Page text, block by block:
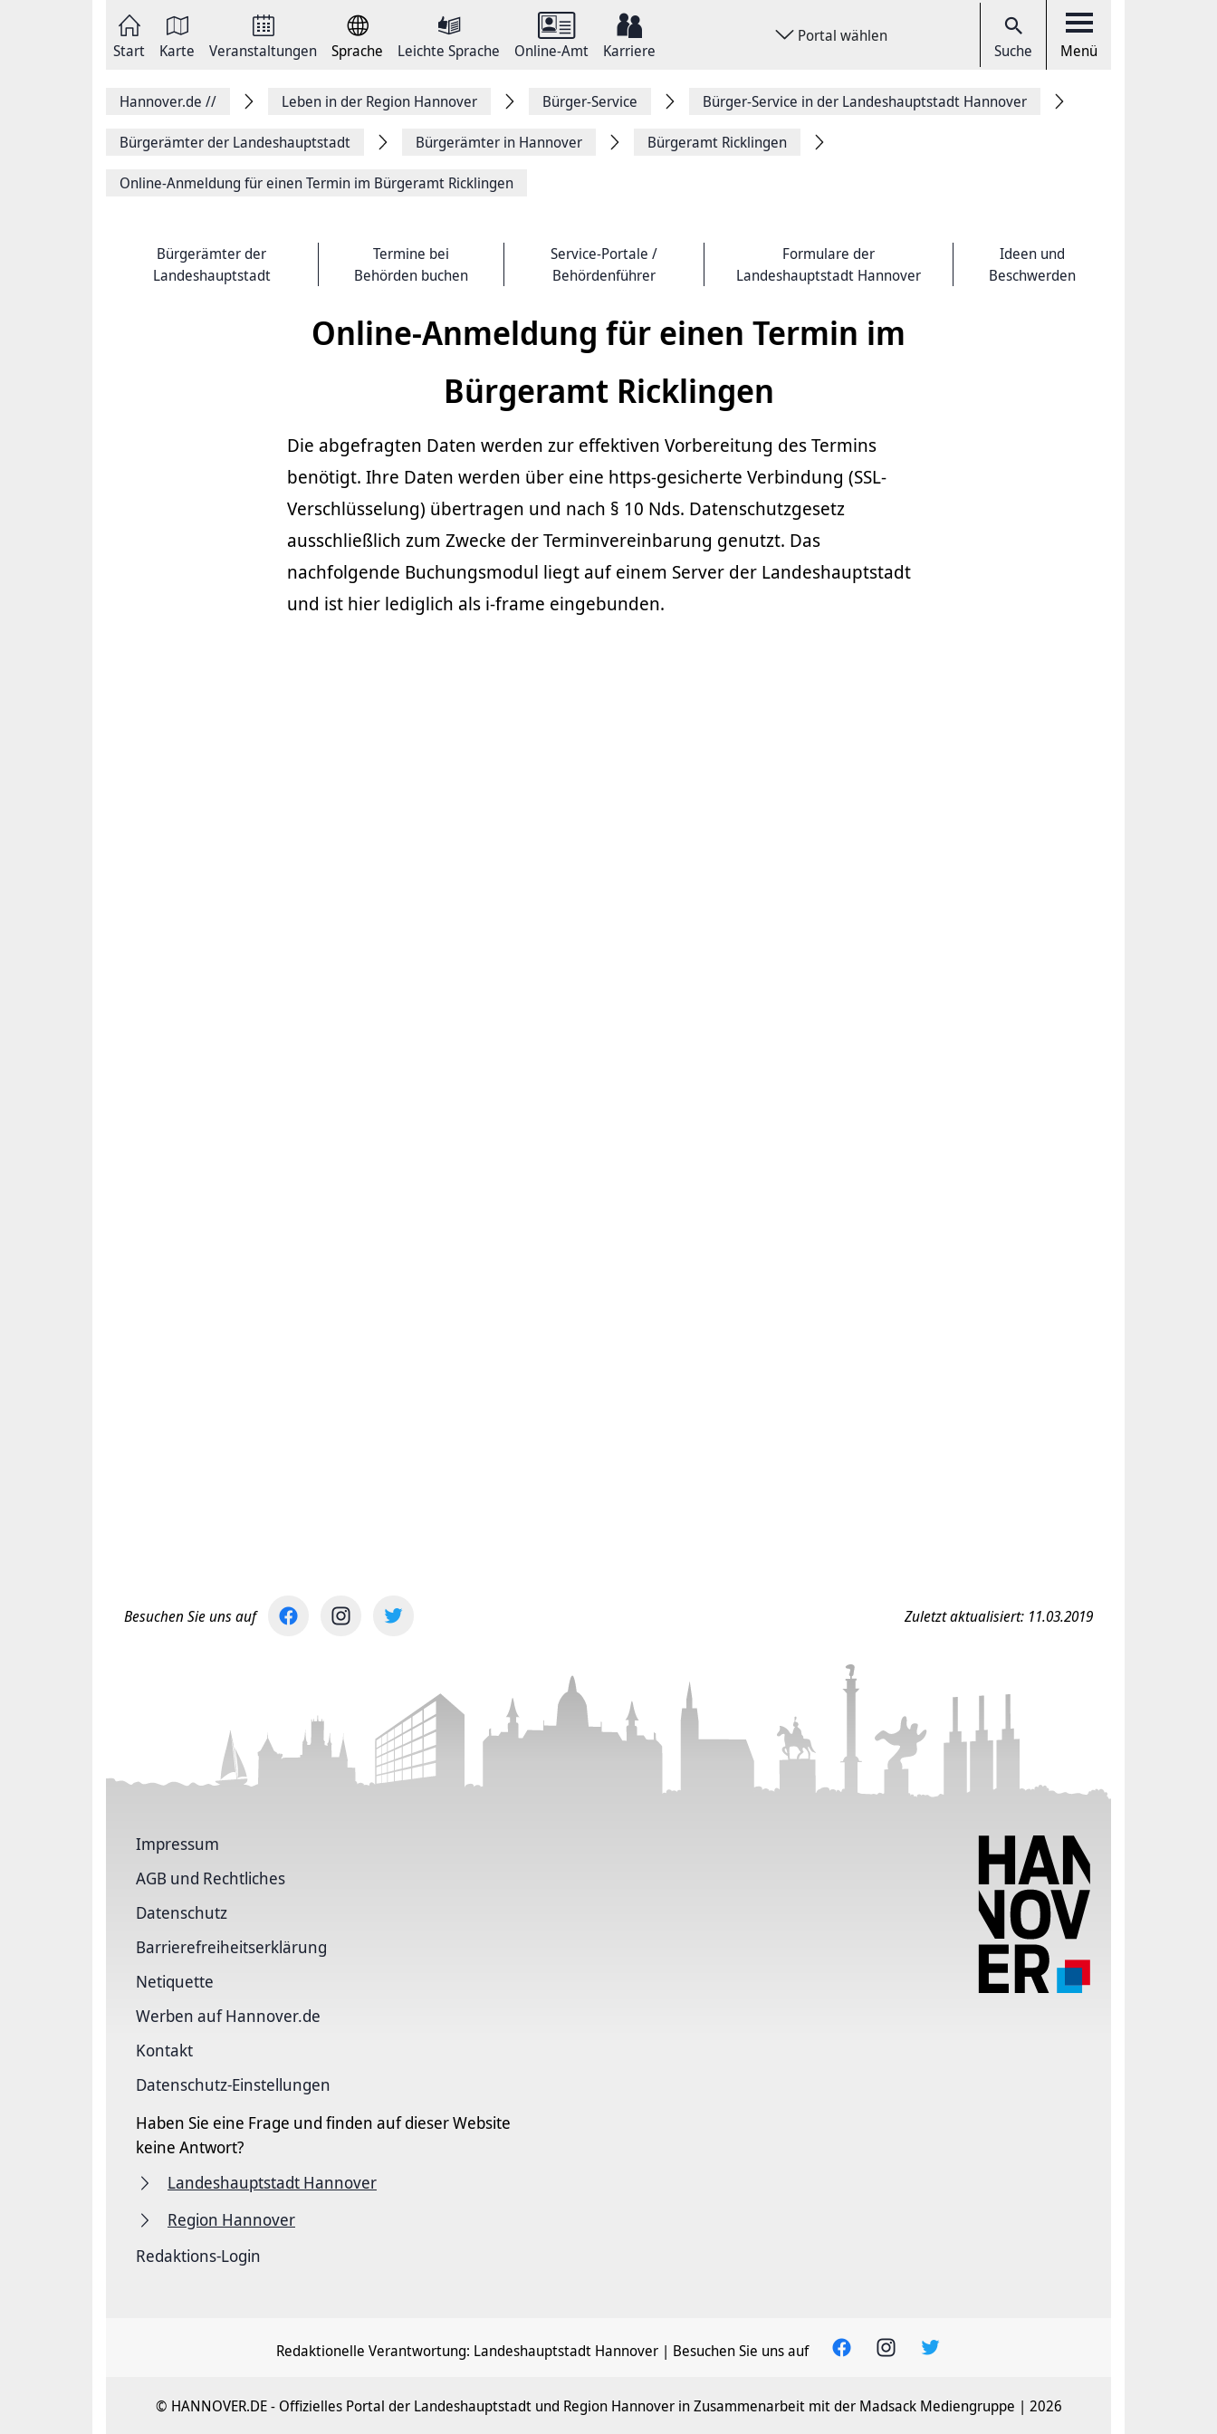
Start Karte Veranstaltungen Sprache Leichte Sprache Online-Amt Karriere
Portal wählen
Suche Menü
Hannover.de // Leben in der Region Hannover Bürger-Service Bürger-Service in der Landeshauptstadt Hannover
Bürgerämter der Landeshauptstadt Bürgerämter in Hannover Bürgeramt Ricklingen
Online-Anmeldung für einen Termin im Bürgeramt Ricklingen
Bürgerämter der
Landeshauptstadt
Termine bei
Behörden buchen
Service-Portale /
Behördenführer
Formulare der
Landeshauptstadt Hannover
Ideen und
Beschwerden
Online-Anmeldung für einen Termin im
Bürgeramt Ricklingen
Die abgefragten Daten werden zur effektiven Vorbereitung des Termins
benötigt. Ihre Daten werden über eine https-gesicherte Verbindung (SSL-
Verschlüsselung) übertragen und nach § 10 Nds. Datenschutzgesetz
ausschließlich zum Zwecke der Terminvereinbarung genutzt. Das
nachfolgende Buchungsmodul liegt auf einem Server der Landeshauptstadt
und ist hier lediglich als i-frame eingebunden.
Besuchen Sie uns auf Zuletzt aktualisiert: 11.03.2019
Impressum
AGB und Rechtliches
Datenschutz
Barriere­freiheits­erklärung
Netiquette
Werben auf Hannover.de
Kontakt
Datenschutz-Einstellungen
Haben Sie eine Frage und finden auf dieser Website
keine Antwort?
Landeshauptstadt Hannover
Region Hannover
Redaktions-Login
Redaktionelle Verantwortung: Landeshauptstadt Hannover | Besuchen Sie uns auf
© HANNOVER.DE - Offizielles Portal der Landeshauptstadt und Region Hannover in Zusammenarbeit mit der Madsack Mediengruppe | 2026